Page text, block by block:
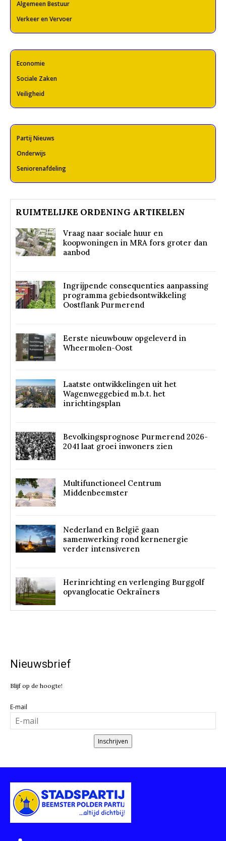
Algemeen Bestuur
Verkeer en Vervoer
Economie
Sociale Zaken
Veiligheid
Partij Nieuws
Onderwijs
Seniorenafdeling
RUIMTELIJKE ORDENING ARTIKELEN
Vraag naar sociale huur en
koopwoningen in MRA fors groter dan
aanbod
Ingrijpende consequenties aanpassing
programma gebiedsontwikkeling
Oostflank Purmerend
Eerste nieuwbouw opgeleverd in
Wheermolen-Oost
Laatste ontwikkelingen uit het
Wagenweggebied m.b.t. het
inrichtingsplan
Bevolkingsprognose Purmerend 2026-
2041 laat groei inwoners zien
Multifunctioneel Centrum
Middenbeemster
Nederland en België gaan
samenwerking rond kernenergie
verder intensiveren
Herinrichting en verlenging Burggolf
opvanglocatie Oekraïners
Nieuwsbrief
Blijf op de hoogte!
E-mail
Inschrijven